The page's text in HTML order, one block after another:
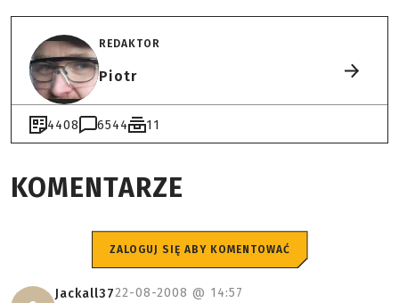
REDAKTOR
Piotr
4408 6544 11
KOMENTARZE
ZALOGUJ SIĘ ABY KOMENTOWAĆ
Jackall3722-08-2008 @ 14:57